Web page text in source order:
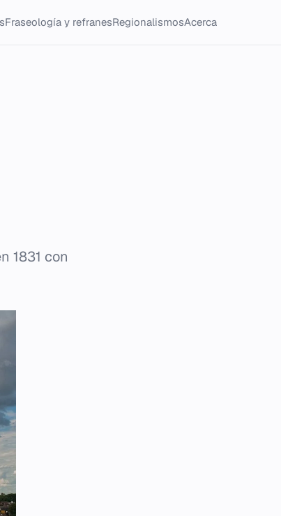
Fraseología y refranesRegionalismosAcerca
1831 con